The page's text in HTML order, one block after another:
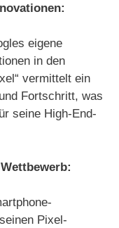
eigene
in den
vermittelt ein
Fortschritt, was
seine High-End-
Pixel-